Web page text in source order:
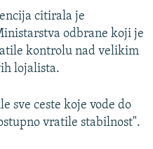
citirala je
odbrane koji je
kontrolu nad velikim
lojalista.
sve ceste koje vode do
vratile stabilnost".